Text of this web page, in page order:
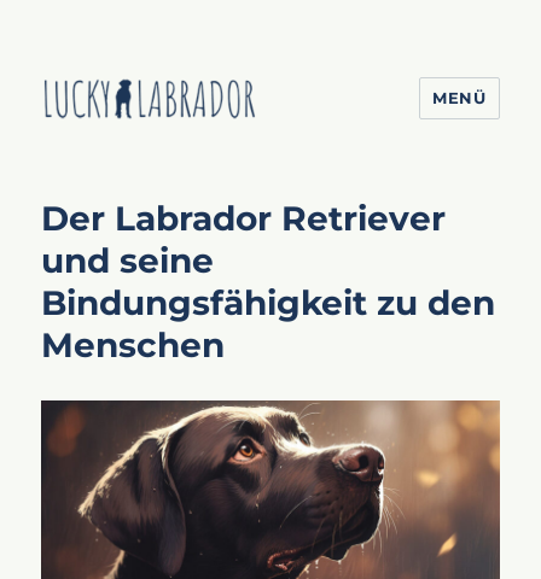
MENÜ
Der Labrador Retriever
und seine
Bindungsfähigkeit zu den
Menschen